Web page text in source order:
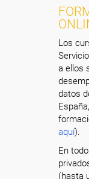
Los
a ellos
datos
aquí).
En
(hasta